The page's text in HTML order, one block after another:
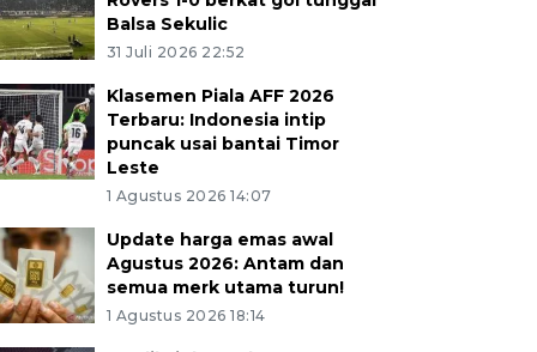
Balsa Sekulic
31 Juli 2026 22:52
Klasemen Piala AFF 2026
Terbaru: Indonesia intip
puncak usai bantai Timor
Leste
1 Agustus 2026 14:07
Update harga emas awal
Agustus 2026: Antam dan
semua merk utama turun!
1 Agustus 2026 18:14